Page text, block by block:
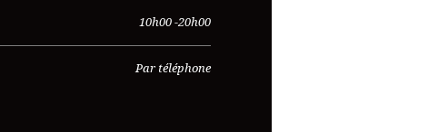
10h00 -20h00
Par téléphone